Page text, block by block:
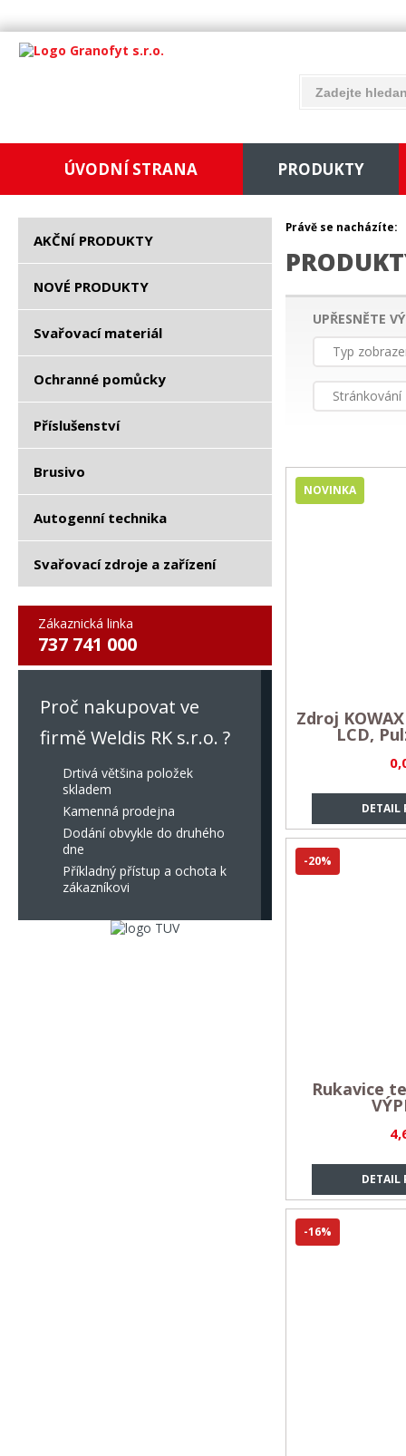
ÚVODNÍ STRANA PRODUKTY
AKČNÍ PRODUKTY
NOVÉ PRODUKTY
Svařovací materiál
Ochranné pomůcky
Příslušenství
Brusivo
Autogenní technika
Svařovací zdroje a zařízení
Zákaznická linka
737 741 000
Proč nakupovat ve
firmě Weldis RK s.r.o. ?
Drtivá většina položek
skladem
Kamenná prodejna
Dodání obvykle do druhého
dne
Příkladný přístup a ochota k
zákazníkovi
Právě se nacházíte:
UPŘESNĚTE
Typ
Stránkování
DETAIL
Zdroj
LCD,
NOVINKA
DETAIL
Rukavice
-20%
-16%